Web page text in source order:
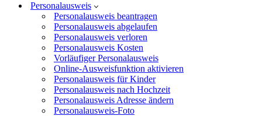
Personalausweis
Personalausweis beantragen
Personalausweis abgelaufen
Personalausweis verloren
Personalausweis Kosten
Vorläufiger Personalausweis
Online-Ausweisfunktion aktivieren
Personalausweis für Kinder
Personalausweis nach Hochzeit
Personalausweis Adresse ändern
Personalausweis-Foto